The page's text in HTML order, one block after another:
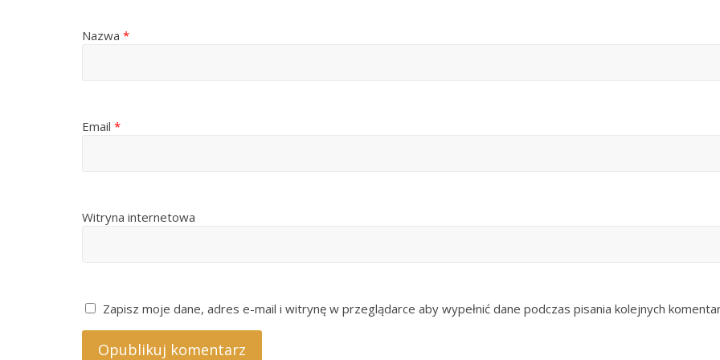
Nazwa *
Email *
Witryna internetowa
Zapisz moje dane, adres e-mail i witrynę w przeglądarce aby wypełnić dane podczas pisania kolejnych